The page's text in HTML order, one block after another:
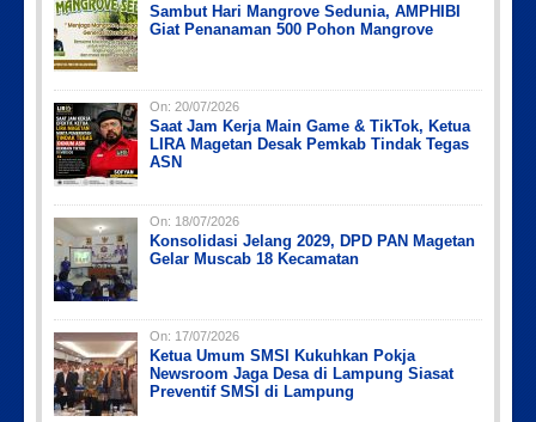
Sambut Hari Mangrove Sedunia, AMPHIBI
Giat Penanaman 500 Pohon Mangrove
On: 20/07/2026
Saat Jam Kerja Main Game & TikTok, Ketua
LIRA Magetan Desak Pemkab Tindak Tegas
ASN
On: 18/07/2026
Konsolidasi Jelang 2029, DPD PAN Magetan
Gelar Muscab 18 Kecamatan
On: 17/07/2026
Ketua Umum SMSI Kukuhkan Pokja
Newsroom Jaga Desa di Lampung Siasat
Preventif SMSI di Lampung